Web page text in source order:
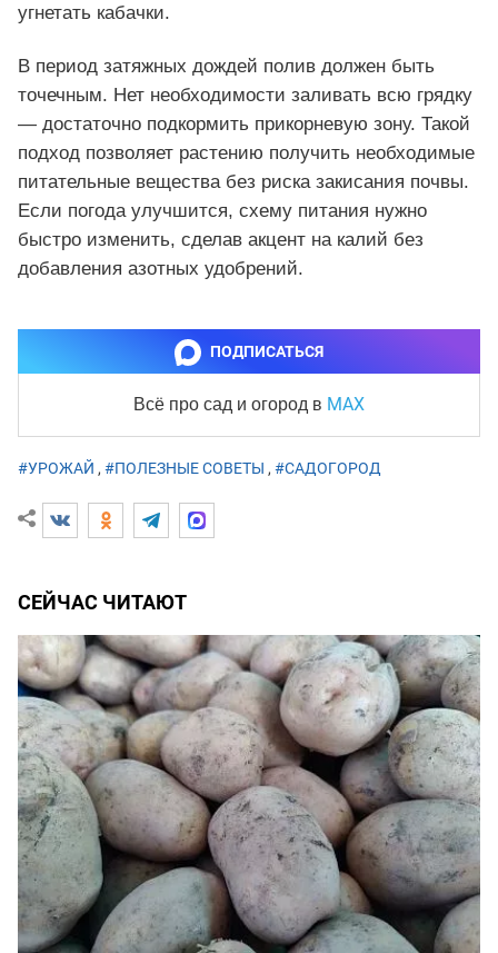
угнетать кабачки.
В период затяжных дождей полив должен быть
точечным. Нет необходимости заливать всю грядку
— достаточно подкормить прикорневую зону. Такой
подход позволяет растению получить необходимые
питательные вещества без риска закисания почвы.
Если погода улучшится, схему питания нужно
быстро изменить, сделав акцент на калий без
добавления азотных удобрений.
ПОДПИСАТЬСЯ
Всё про сад и огород в MAX
#УРОЖАЙ , #ПОЛЕЗНЫЕ СОВЕТЫ , #САДОГОРОД
СЕЙЧАС ЧИТАЮТ